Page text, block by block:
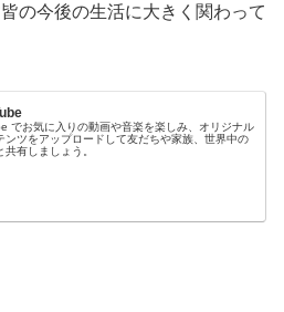
の今後の生活に大きく関わって
でお気に入りの動画や音楽を楽しみ、オリジナル
ンツをアップロードして友だちや家族、世界中の
共有しましょう。